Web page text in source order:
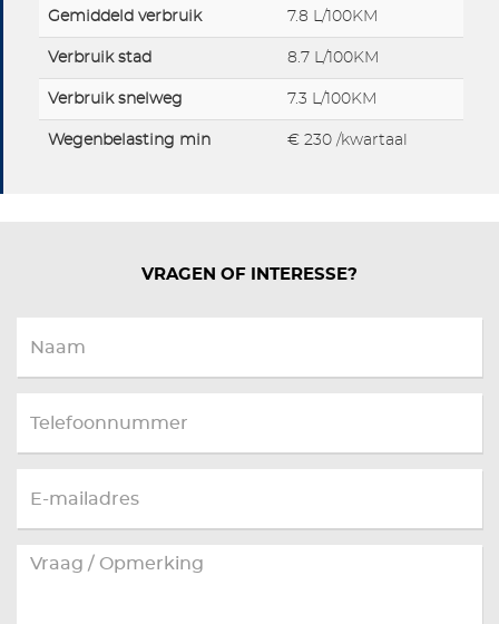
Gemiddeld verbruik 7.8 L/100KM
Verbruik stad 8.7 L/100KM
Verbruik snelweg 7.3 L/100KM
Wegenbelasting min € 230 /kwartaal
VRAGEN OF INTERESSE?